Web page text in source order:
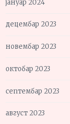
јануар 2024
децембар 2023
новембар 2023
октобар 2023
септембар 2023
август 2023